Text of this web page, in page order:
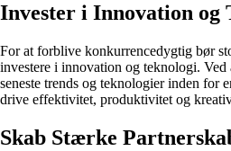
Invester i Innovation og
For at forblive konkurrencedygtig bør
investere i innovation og teknologi. Ved
seneste trends og teknologier inden for
drive effektivitet, produktivitet og
Skab Stærke